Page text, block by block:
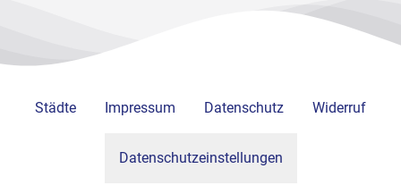
Städte Impressum Datenschutz Widerruf
Datenschutzeinstellungen